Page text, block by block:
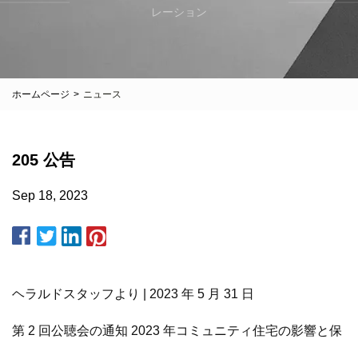
レーション
ホームページ > ニュース
205 公告
Sep 18, 2023
ヘラルドスタッフより | 2023 年 5 月 31 日
第 2 回公聴会の通知 2023 年コミュニティ住宅の影響と保